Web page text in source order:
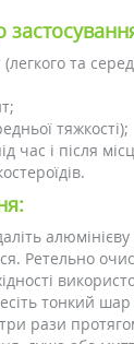
та
тяжкості);
час і після
алюмінієву
Ретельно
тонкий шар
рази